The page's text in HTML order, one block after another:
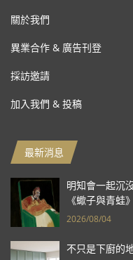
關於我們
異業合作 & 廣告刊登
採訪邀請
加入我們 & 投稿
最新消息
明知會一起沉
《蠍子與青蛙
2026/08/04
不只是下廚的